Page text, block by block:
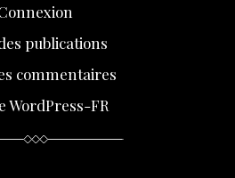
publications
commentaires
WordPress-FR